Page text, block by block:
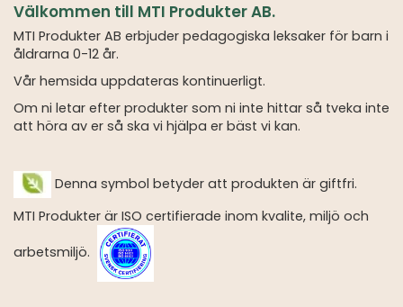
Välkommen till MTI Produkter AB.
MTI Produkter AB erbjuder pedagogiska leksaker för barn i
åldrarna 0-12 år.
Vår hemsida uppdateras kontinuerligt.
Om ni letar efter produkter som ni inte hittar så tveka inte
att höra av er så ska vi hjälpa er bäst vi kan.
Denna symbol betyder att produkten är giftfri.
MTI Produkter är ISO certifierade inom kvalite, miljö och
arbetsmiljö.